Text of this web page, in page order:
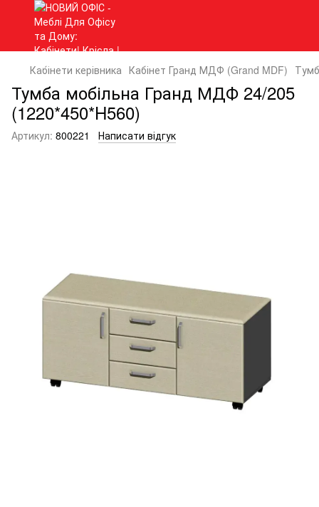
Кабінети керівника Кабінет Гранд МДФ (Grand MDF)
Тумба мобільна Гранд МДФ 24/205
(1220*450*H560)
Артикул: 800221 Написати відгук